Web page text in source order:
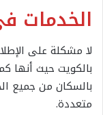
الخدمات
لا مشكلة على
بالكويت حيث أنها
بالسكان من جميع
متعددة.